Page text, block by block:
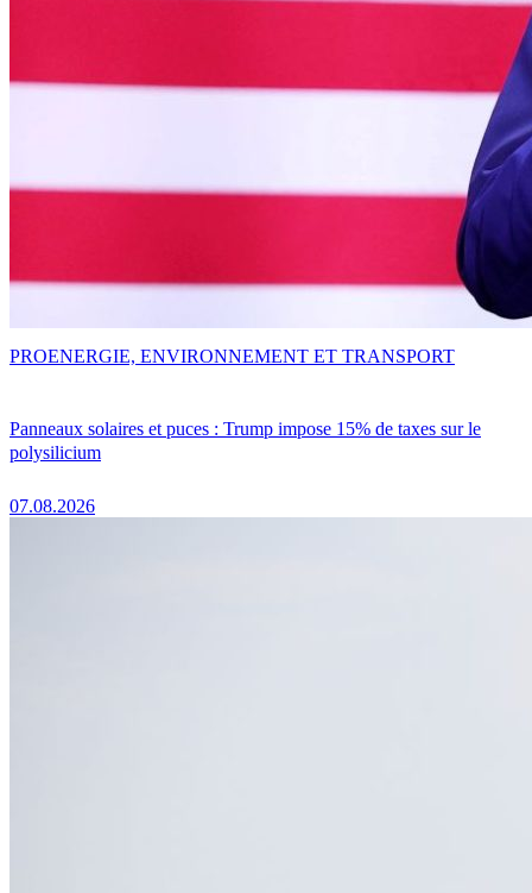
Panneaux solaires et puces : Trump impose 15% de taxes sur le
polysilicium
07.08.2026
PROENERGIE, ENVIRONNEMENT ET TRANSPORT